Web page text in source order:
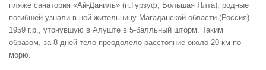
пляже санатория «Ай-Даниль» (п.Гурзуф, Большая Ялта), родные
погибшей узнали в ней жительницу Магаданской области (Россия)
1959 г.р., утонувшую в Алуште в 5-балльный шторм. Таким
образом, за 8 дней тело преодолело расстояние около 20 км по
морю.